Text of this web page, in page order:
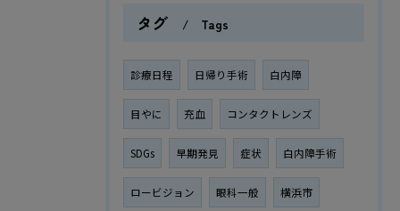
タグ Tags
診療日程 日帰り手術 白内障
目やに 充血 コンタクトレンズ
SDGs 早期発見 症状 白内障手術
ロービジョン 眼科一般 横浜市